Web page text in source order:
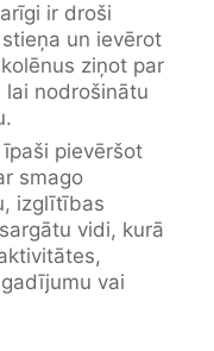
ir droši
un ievērot
ziņot par
nodrošinātu
pievēršot
smago
izglītības
vidi, kurā
vai